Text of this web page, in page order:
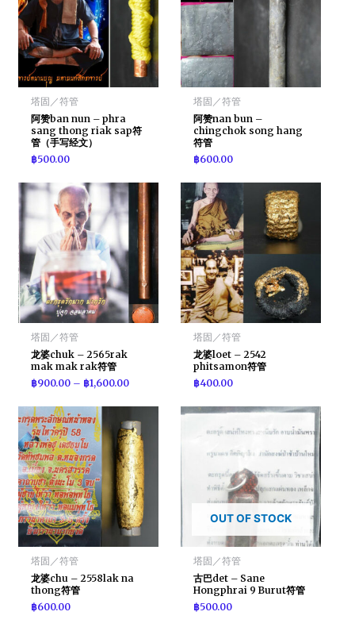
塔固／符管
阿赞ban nun – phra
sang thong riak sap符
管（手写经文）
฿500.00
塔固／符管
阿赞nan bun –
chingchok song hang
符管
฿600.00
塔固／符管
龙婆chuk – 2565rak
mak mak rak符管
฿900.00 – ฿1,600.00
塔固／符管
龙婆loet – 2542
phitsamon符管
฿400.00
塔固／符管
龙婆chu – 2558lak na
thong符管
฿600.00
OUT OF STOCK
塔固／符管
古巴det – Sane
Hongphrai 9 Burut符管
฿500.00